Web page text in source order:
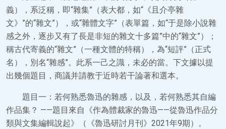
義），系泛稱，即“雜集”（表大都，如“《且介亭雜
文》”的“雜文”），或“雜體文字”（表單篇，如“于是除小說雜
感之外，逐步又有了長是非短的雜文十多篇”中的“雜文”）；
稱古代寄義的“雜文”（一種文體的特稱），為“短評”（正式
名），別名“雜感”。此系一己之識，未必的當。下文據以提
出幾個題目，商議并請教于近時若干論著和選本。
題目一：若何熟悉魯迅的雜感，以及，若何熟悉其自編
作品集？ ——題目來自《作為體裁家的魯迅——從魯迅作品分
類與文集編輯說起》（《魯迅研討月刊》2021年9期）。